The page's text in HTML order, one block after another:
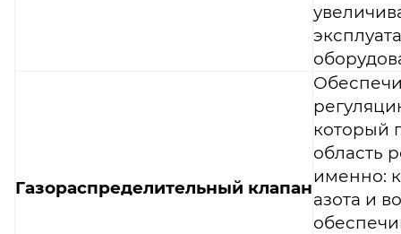
Газораспределительный клапан
который
область
именно:
азота и